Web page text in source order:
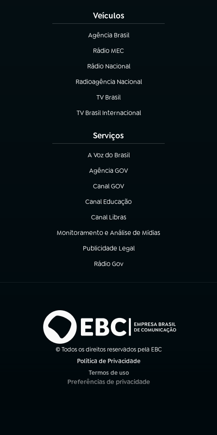
Veículos
Agência Brasil
(abre em nova aba)
Rádio MEC
(abre em nova aba)
Rádio Nacional
Radioagência Nacional
(abre em nova aba)
TV Brasil
(abre em nova aba)
TV Brasil Internacional
(abre em nova aba)
Serviços
A Voz do Brasil
(abre em nova aba)
Agência GOV
(abre em nova aba)
Canal GOV
(abre em nova aba)
Canal Educação
(abre em nova aba)
Canal Libras
(abre em nova aba)
Monitoramento e Análise de Mídias
(abre em nova aba)
Publicidade Legal
(abre em nova aba)
Rádio Gov
(abre em nova aba)
© Todos os direitos reservados pela EBC
Política de Privacidade
Termos de uso
(abre em nova aba)
Preferências de privacidade